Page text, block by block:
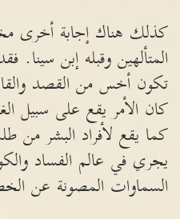
كذلك هناك إجابة أخرى
المتألهين وقبله إبن سينا.
تكون أخس من القصد
كان الأمر يقع على سبيل
كما يقع لأفراد البشر
يجري في عالم الفساد
السماوات المصونة عن